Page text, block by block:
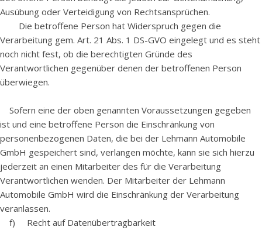
Ausübung oder Verteidigung von Rechtsansprüchen.
Die betroffene Person hat Widerspruch gegen die
Verarbeitung gem. Art. 21 Abs. 1 DS-GVO eingelegt und es steht
noch nicht fest, ob die berechtigten Gründe des
Verantwortlichen gegenüber denen der betroffenen Person
überwiegen.
Sofern eine der oben genannten Voraussetzungen gegeben
ist und eine betroffene Person die Einschränkung von
personenbezogenen Daten, die bei der Lehmann Automobile
GmbH gespeichert sind, verlangen möchte, kann sie sich hierzu
jederzeit an einen Mitarbeiter des für die Verarbeitung
Verantwortlichen wenden. Der Mitarbeiter der Lehmann
Automobile GmbH wird die Einschränkung der Verarbeitung
veranlassen.
f) Recht auf Datenübertragbarkeit